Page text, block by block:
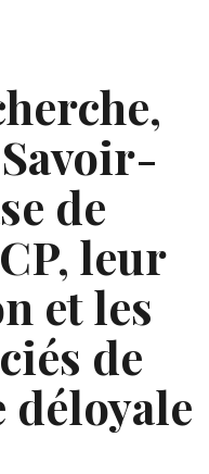
de
leur
et les
de
déloyale